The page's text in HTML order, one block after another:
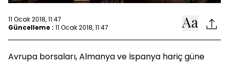
11 Ocak 2018, 11:47
Güncelleme : 11 Ocak 2018, 11:47
Avrupa borsaları, Almanya ve İspanya hariç güne